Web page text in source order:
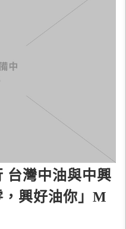
台灣中油與中興
興好油你」M